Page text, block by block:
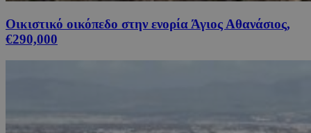
Οικιστικό οικόπεδο στην ενορία Άγιος Αθανάσιος,
€290,000